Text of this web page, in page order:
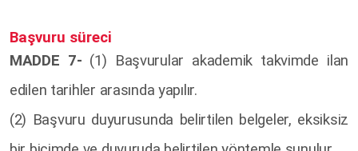
Başvuru süreci
MADDE 7- (1) Başvurular akademik takvimde ilan
edilen tarihler arasında yapılır.
(2) Başvuru duyurusunda belirtilen belgeler, eksiksiz